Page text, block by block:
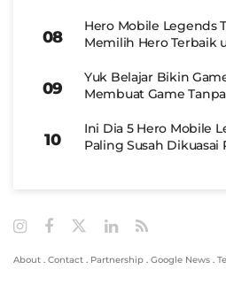
Hero Mobile Legends
Memilih Hero Terbaik
Yuk Belajar Bikin
Membuat Game
Ini Dia 5 Hero Mobile
Paling Susah Dikuasai
About . Contact . Partnership . Google News .